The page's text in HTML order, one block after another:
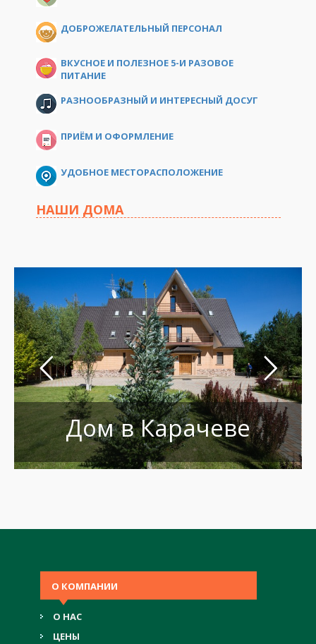
ДОБРОЖЕЛАТЕЛЬНЫЙ ПЕРСОНАЛ
ВКУСНОЕ И ПОЛЕЗНОЕ 5-И РАЗОВОЕ
ПИТАНИЕ
РАЗНООБРАЗНЫЙ И ИНТЕРЕСНЫЙ ДОСУГ
ПРИЁМ И ОФОРМЛЕНИЕ
УДОБНОЕ МЕСТОРАСПОЛОЖЕНИЕ
НАШИ ДОМА
Дом в Карачеве
О КОМПАНИИ
О НАС
ЦЕНЫ